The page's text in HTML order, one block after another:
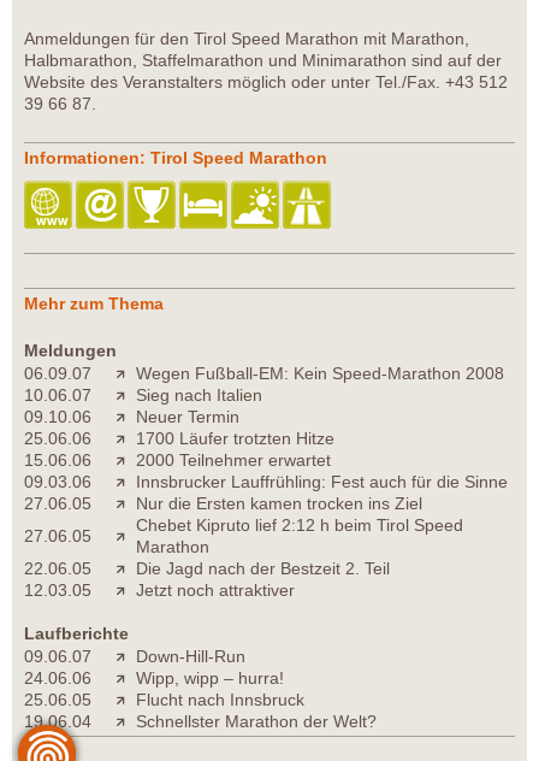
Anmeldungen für den Tirol Speed Marathon mit Marathon,
Halbmarathon, Staffelmarathon und Minimarathon sind auf der
Website des Veranstalters möglich oder unter Tel./Fax. +43 512
39 66 87.
Informationen: Tirol Speed Marathon
Mehr zum Thema
Meldungen
06.09.07
Wegen Fußball-EM: Kein Speed-Marathon 2008
10.06.07
Sieg nach Italien
09.10.06
Neuer Termin
25.06.06
1700 Läufer trotzten Hitze
15.06.06
2000 Teilnehmer erwartet
09.03.06
Innsbrucker Lauffrühling: Fest auch für die Sinne
27.06.05
Nur die Ersten kamen trocken ins Ziel
27.06.05
Chebet Kipruto lief 2:12 h beim Tirol Speed
Marathon
22.06.05
Die Jagd nach der Bestzeit 2. Teil
12.03.05
Jetzt noch attraktiver
Laufberichte
09.06.07
Down-Hill-Run
24.06.06
Wipp, wipp – hurra!
25.06.05
Flucht nach Innsbruck
19.06.04
Schnellster Marathon der Welt?